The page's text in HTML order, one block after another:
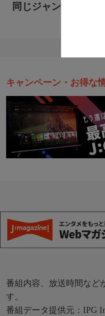
同じジャンルのおす
キャンペーン・お得な
番組内容、放送時間など
す。
番組データ提供元：IPG